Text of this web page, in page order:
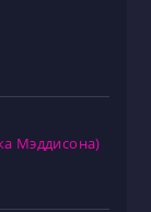
Мэддисона)